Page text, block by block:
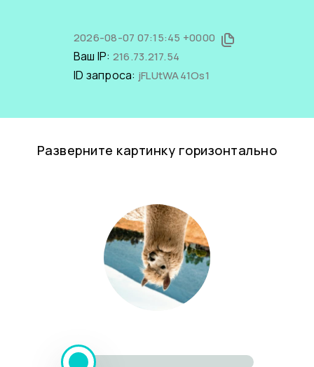
2026-08-07 07:15:45 +0000
Ваш IP: 216.73.217.54
ID запроса: jFLUtWA41Os1
Разверните картинку горизонтально